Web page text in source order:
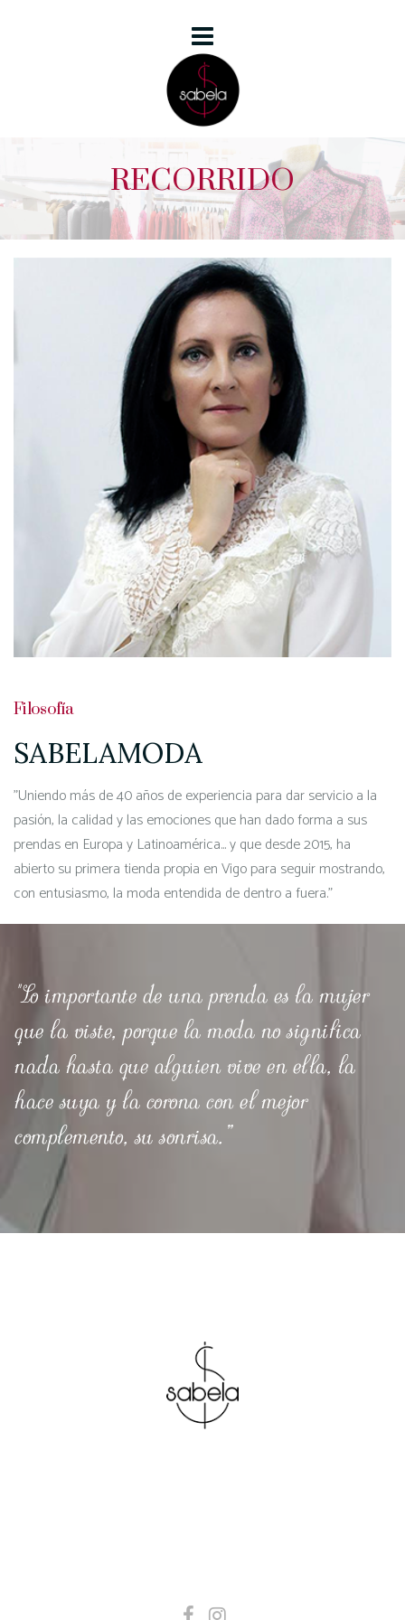
RECORRIDO
Filosofía
SABELAMODA
"Uniendo más de 40 años de experiencia para dar servicio a la
pasión, la calidad y las emociones que han dado forma a sus
prendas en Europa y Latinoamérica... y que desde 2015, ha
abierto su primera tienda propia en Vigo para seguir mostrando,
con entusiasmo, la moda entendida de dentro a fuera."
"Lo importante de una prenda es la mujer
que la viste, porque la moda no significa
nada hasta que alguien vive en ella, la
hace suya y la corona con el mejor
complemento, su sonrisa.”